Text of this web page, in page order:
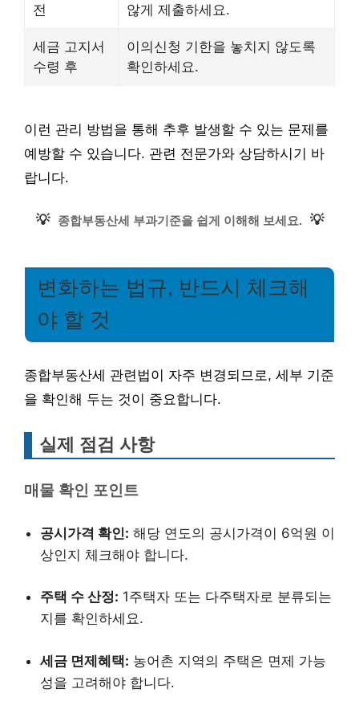
전 않게 제출하세요.
세금 고지서
수령 후
이의신청 기한을 놓치지 않도록
확인하세요.
이런 관리 방법을 통해 추후 발생할 수 있는 문제를
예방할 수 있습니다. 관련 전문가와 상담하시기 바
랍니다.
💡 종합부동산세 부과기준을 쉽게 이해해 보세요. 💡
변화하는 법규, 반드시 체크해
야 할 것
종합부동산세 관련법이 자주 변경되므로, 세부 기준
을 확인해 두는 것이 중요합니다.
실제 점검 사항
매물 확인 포인트
공시가격 확인: 해당 연도의 공시가격이 6억원 이
상인지 체크해야 합니다.
주택 수 산정: 1주택자 또는 다주택자로 분류되는
지를 확인하세요.
세금 면제혜택: 농어촌 지역의 주택은 면제 가능
성을 고려해야 합니다.